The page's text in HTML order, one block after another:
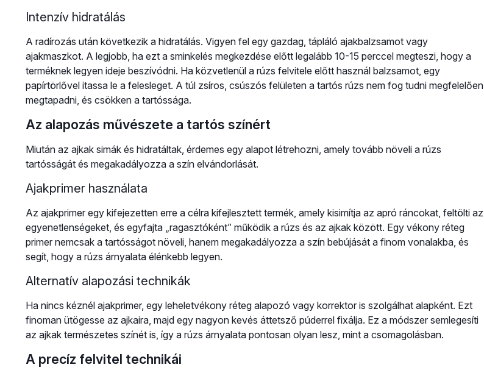
Intenzív hidratálás
A radírozás után következik a hidratálás. Vigyen fel egy gazdag, tápláló ajakbalzsamot vagy
ajakmaszkot. A legjobb, ha ezt a sminkelés megkezdése előtt legalább 10-15 perccel megteszi, hogy a
terméknek legyen ideje beszívódni. Ha közvetlenül a rúzs felvitele előtt használ balzsamot, egy
papírtörlővel itassa le a felesleget. A túl zsíros, csúszós felületen a tartós rúzs nem fog tudni megfelelően
megtapadni, és csökken a tartóssága.
Az alapozás művészete a tartós színért
Miután az ajkak simák és hidratáltak, érdemes egy alapot létrehozni, amely tovább növeli a rúzs
tartósságát és megakadályozza a szín elvándorlását.
Ajakprimer használata
Az ajakprimer egy kifejezetten erre a célra kifejlesztett termék, amely kisimítja az apró ráncokat, feltölti az
egyenetlenségeket, és egyfajta „ragasztóként” működik a rúzs és az ajkak között. Egy vékony réteg
primer nemcsak a tartósságot növeli, hanem megakadályozza a szín bebújását a finom vonalakba, és
segít, hogy a rúzs árnyalata élénkebb legyen.
Alternatív alapozási technikák
Ha nincs kéznél ajakprimer, egy leheletvékony réteg alapozó vagy korrektor is szolgálhat alapként. Ezt
finoman ütögesse az ajkaira, majd egy nagyon kevés áttetsző púderrel fixálja. Ez a módszer semlegesíti
az ajkak természetes színét is, így a rúzs árnyalata pontosan olyan lesz, mint a csomagolásban.
A precíz felvitel technikái